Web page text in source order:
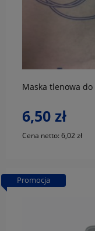
Maska tlenowa
6,50 zł
Cena netto: 6,02 zł
Promocja